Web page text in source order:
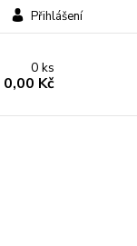
Přihlášení
0ks
0,00 Kč